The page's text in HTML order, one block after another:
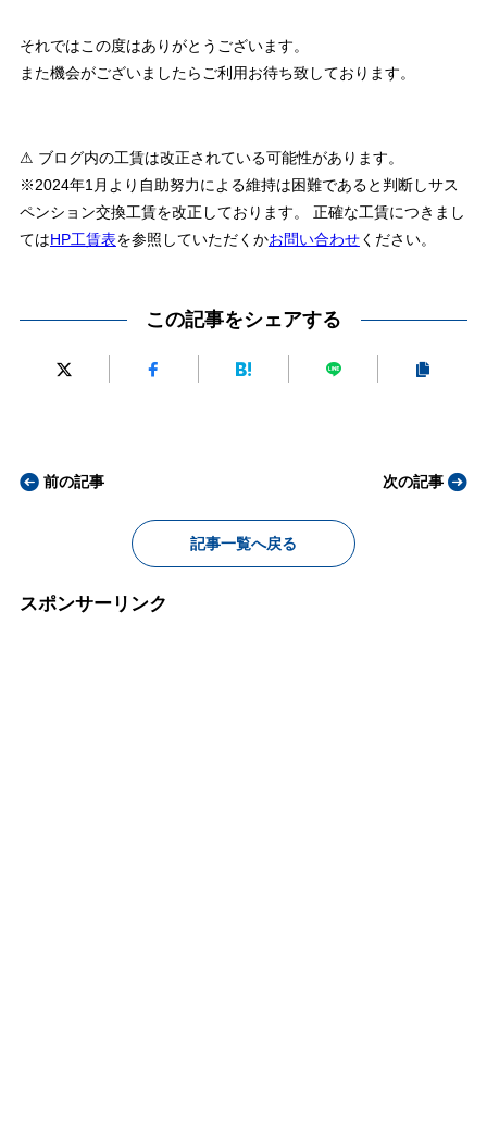
それではこの度はありがとうございます。
また機会がございましたらご利用お待ち致しております。
⚠ ブログ内の工賃は改正されている可能性があります。
※2024年1月より自助努力による維持は困難であると判断しサス
ペンション交換工賃を改正しております。 正確な工賃につきまし
てはHP工賃表を参照していただくかお問い合わせください。
この記事をシェアする
前の記事
記事一覧へ戻る
次の記事
スポンサーリンク